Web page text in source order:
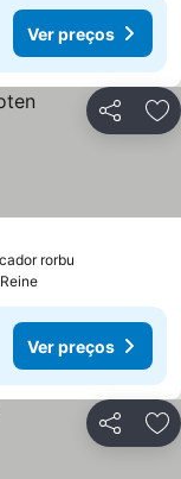
Ver preços
Partilhar
rorbu
Ver preços
Partilhar